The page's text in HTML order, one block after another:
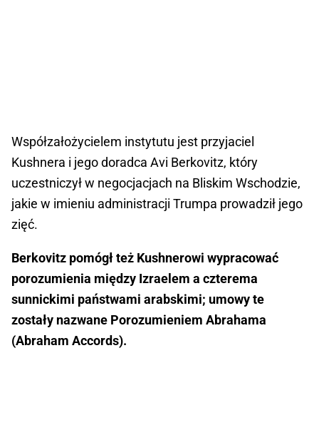
Współzałożycielem instytutu jest przyjaciel
Kushnera i jego doradca Avi Berkovitz, który
uczestniczył w negocjacjach na Bliskim Wschodzie,
jakie w imieniu administracji Trumpa prowadził jego
zięć.
Berkovitz pomógł też Kushnerowi wypracować
porozumienia między Izraelem a czterema
sunnickimi państwami arabskimi; umowy te
zostały nazwane Porozumieniem Abrahama
(Abraham Accords).